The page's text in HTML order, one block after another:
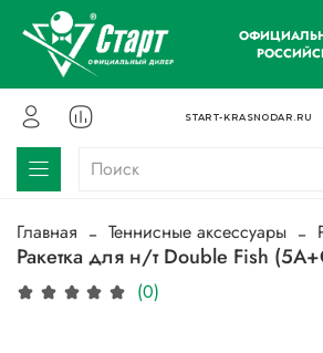
START-KRASNODAR.RU
Главная Теннисные аксессуары
Ракетка для н/т Double Fish
(0)